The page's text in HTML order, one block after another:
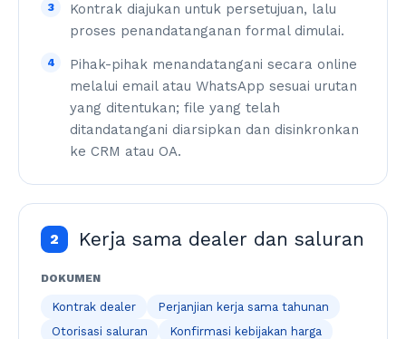
3
Kontrak diajukan untuk persetujuan, lalu
proses penandatanganan formal dimulai.
4
Pihak-pihak menandatangani secara online
melalui email atau WhatsApp sesuai urutan
yang ditentukan; file yang telah
ditandatangani diarsipkan dan disinkronkan
ke CRM atau OA.
2 Kerja sama dealer dan saluran
DOKUMEN
Kontrak dealer
Perjanjian kerja sama tahunan
Otorisasi saluran
Konfirmasi kebijakan harga